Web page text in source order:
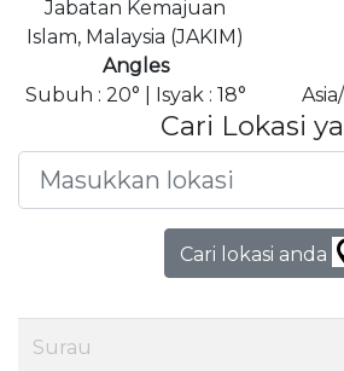
Jabatan Kemajuan
Islam, Malaysia (JAKIM)
Angles
Subuh : 20° | Isyak : 18°
Cari Lokasi
Cari lokasi anda
Surau